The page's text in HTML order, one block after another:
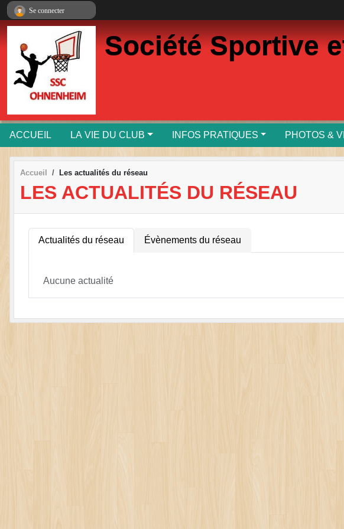
Société Sportive
ACCUEIL LA VIE DU CLUB INFOS PRATIQUES PHOTOS &
Accueil Les actualités du réseau
LES ACTUALITÉS DU RÉSEAU
Actualités du réseau Évènements du réseau
Aucune actualité
Se connecter
Panneau de gestion des cookies